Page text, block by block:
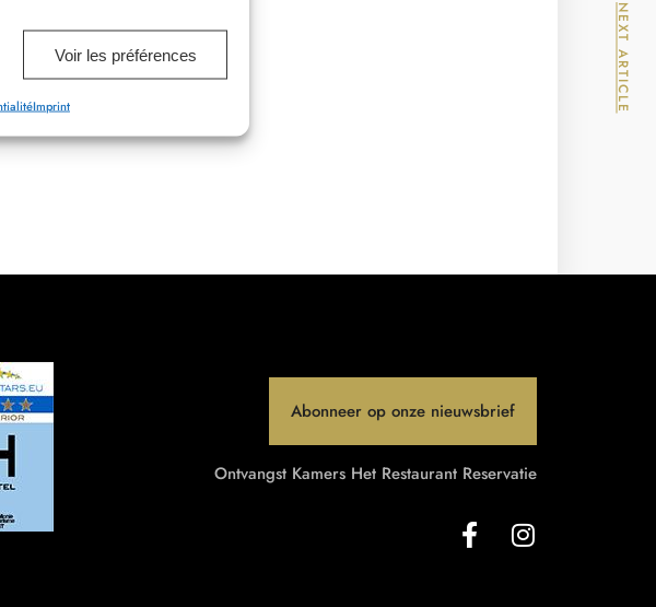
Voir les préférences
Imprint NEXT ARTICLE
Abonneer op onze nieuwsbrief
Ontvangst Kamers Het Restaurant Reservatie